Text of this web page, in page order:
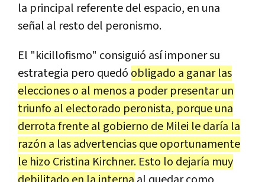
la principal referente del espacio, en una
señal al resto del peronismo.
El "kicillofismo" consiguió así imponer su
estrategia pero quedó obligado a ganar las
elecciones o al menos a poder presentar un
triunfo al electorado peronista, porque una
derrota frente al gobierno de Milei le daría la
razón a las advertencias que oportunamente
le hizo Cristina Kirchner. Esto lo dejaría muy